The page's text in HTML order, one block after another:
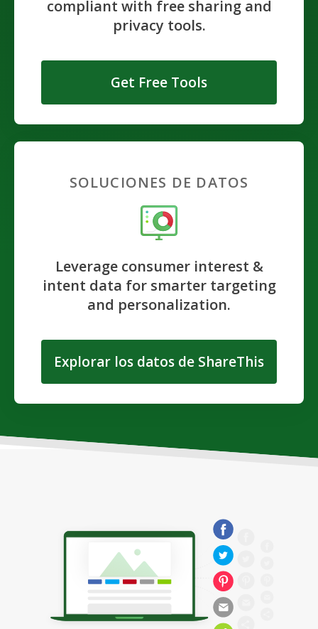
compliant with free sharing and
privacy tools.
Get Free Tools
SOLUCIONES DE DATOS
Leverage consumer interest &
intent data for smarter targeting
and personalization.
Explorar los datos de ShareThis